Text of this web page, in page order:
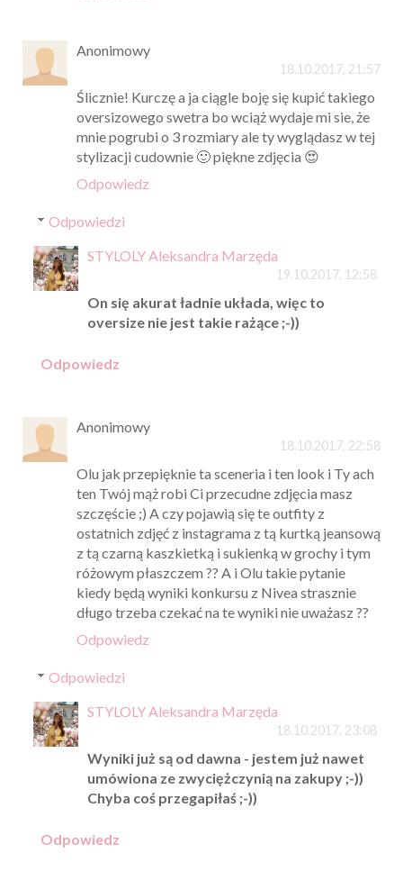
Anonimowy
18.10.2017, 21:57
Ślicznie! Kurczę a ja ciągle boję się kupić takiego
oversizowego swetra bo wciąż wydaje mi sie, że
mnie pogrubi o 3 rozmiary ale ty wyglądasz w tej
stylizacji cudownie 🙂 piękne zdjęcia 😍
Odpowiedz
Odpowiedzi
STYLOLY Aleksandra Marzęda
19.10.2017, 12:58
On się akurat ładnie układa, więc to
oversize nie jest takie rażące ;-))
Odpowiedz
Anonimowy
18.10.2017, 22:58
Olu jak przepięknie ta sceneria i ten look i Ty ach
ten Twój mąż robi Ci przecudne zdjęcia masz
szczęście ;) A czy pojawią się te outfity z
ostatnich zdjęć z instagrama z tą kurtką jeansową
z tą czarną kaszkietką i sukienką w grochy i tym
różowym płaszczem ?? A i Olu takie pytanie
kiedy będą wyniki konkursu z Nivea strasznie
długo trzeba czekać na te wyniki nie uważasz ??
Odpowiedz
Odpowiedzi
STYLOLY Aleksandra Marzęda
18.10.2017, 23:08
Wyniki już są od dawna - jestem już nawet
umówiona ze zwyciężczynią na zakupy ;-))
Chyba coś przegapiłaś ;-))
Odpowiedz